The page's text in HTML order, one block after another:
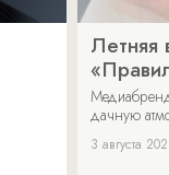
Летняя
дачную
3 августа